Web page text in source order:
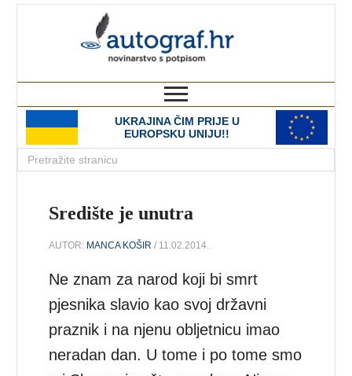
UKRAJINA ČIM PRIJE U
EUROPSKU UNIJU!!
Središte je unutra
AUTOR: MANCA KOŠIR / 11.02.2014.
Ne znam za narod koji bi smrt
pjesnika slavio kao svoj državni
praznik i na njenu obljetnicu imao
neradan dan. U tome i po tome smo